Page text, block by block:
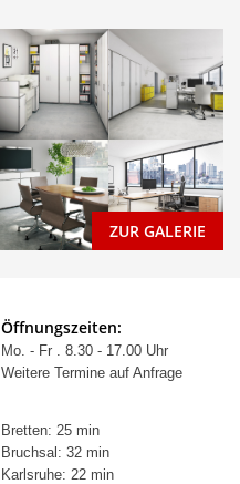
ZUR GALERIE
Öffnungszeiten:
Mo. - Fr . 8.30 - 17.00 Uhr
Weitere Termine auf Anfrage
Bretten: 25 min
Bruchsal: 32 min
Karlsruhe: 22 min